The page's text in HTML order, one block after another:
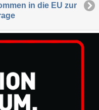
in die EU zur